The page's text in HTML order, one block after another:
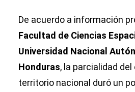
De acuerdo a información
Facultad de Ciencias
Universidad Nacional
Honduras, la parcialidad
territorio nacional duró un